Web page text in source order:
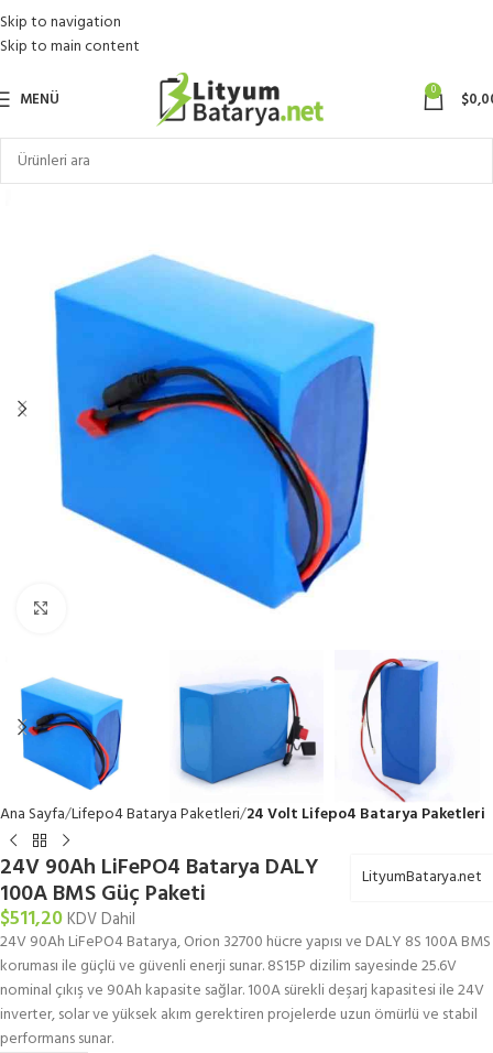
Skip to navigation
Skip to main content
MENÜ 0 $
Ana Sayfa Lifepo4 Batarya Paketleri 24 Volt Lifepo4 Batarya Paketleri
24V 90Ah LiFePO4 Batarya DALY
100A BMS Güç Paketi LityumBatarya.net
$511,20KDV Dahil
24V 90Ah LiFePO4 Batarya, Orion 32700 hücre yapısı ve DALY 8S 100A BMS
koruması ile güçlü ve güvenli enerji sunar. 8S15P dizilim sayesinde 25.6V
nominal çıkış ve 90Ah kapasite sağlar. 100A sürekli deşarj kapasitesi ile 24V
inverter, solar ve yüksek akım gerektiren projelerde uzun ömürlü ve stabil
performans sunar.